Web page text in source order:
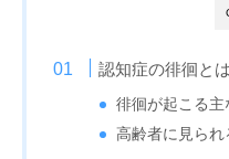
認知症の徘徊と
徘徊が起こる主
高齢者に見ら